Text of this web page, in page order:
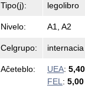
Tipo(j): legolibro
Nivelo: A1, A2
Celgrupo: internacia
Aĉeteblo: UEA: 5,40
FEL : 5,00